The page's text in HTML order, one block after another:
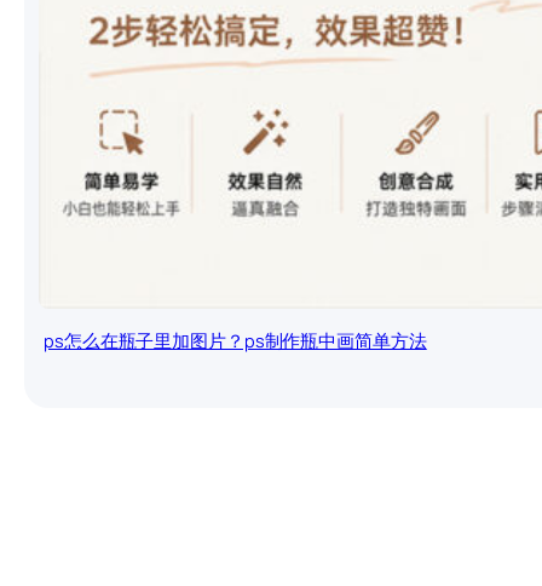
ps怎么在瓶子里加图片？ps制作瓶中画简单方法